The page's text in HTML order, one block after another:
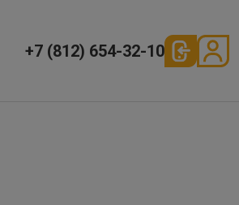
+7 (812) 654-32-10